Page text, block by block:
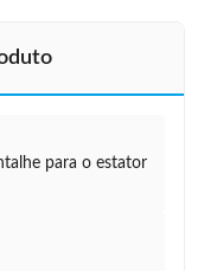
para o estator